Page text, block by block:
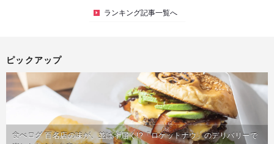
ランキング記事一覧へ
ピックアップ
食べログ 百名店の味が、並ばず届く!?「ロケットナウ」のデリバリーで